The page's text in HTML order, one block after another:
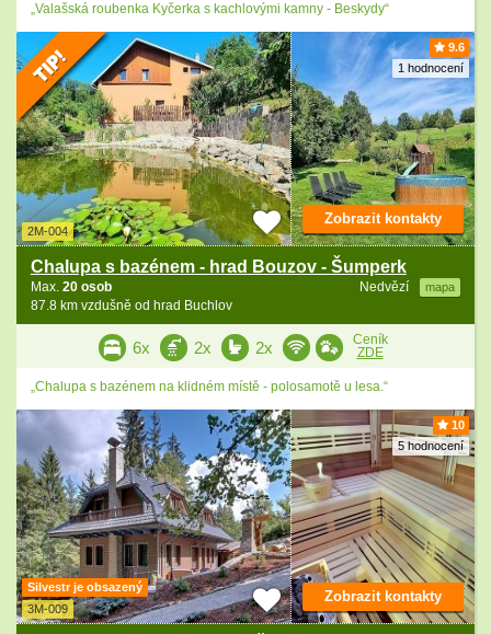
„Valašská roubenka Kyčerka s kachlovými kamny - Beskydy“
9.6
1 hodnocení
2M-004
Chalupa s bazénem - hrad Bouzov - Šumperk
Nedvězí mapa
Max. 20 osob
87.8 km vzdušně od hrad Buchlov
Zobrazit kontakty
6x 2x 2x
Ceník
ZDE
„Chalupa s bazénem na klidném místě - polosamotě u lesa.“
10
5 hodnocení
Silvestr je obsazený
3M-009
Zobrazit kontakty